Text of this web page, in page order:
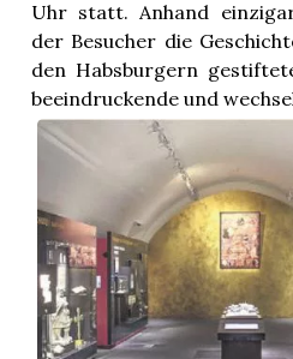
Uhr statt. Anhand
der Besucher die
den Habsburgern
beeindruckende und